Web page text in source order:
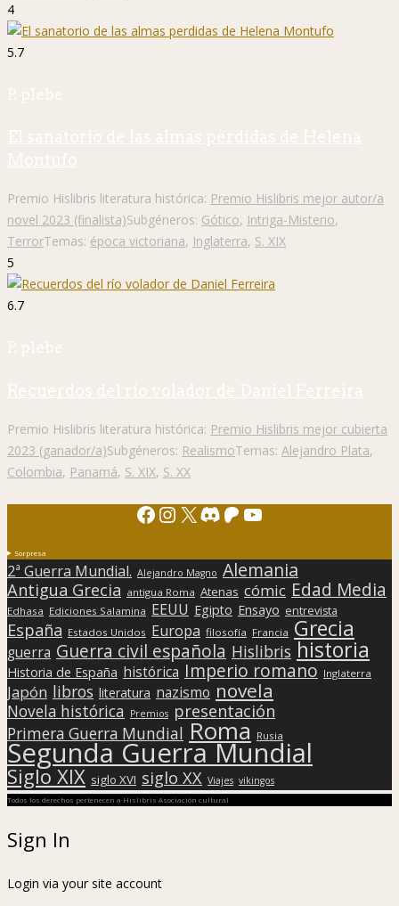
4
5.7
P. plebe
El sanatorio de las almas perdidas de Helena
Montufo
Premio Hislibris literatura histórica: Premio Hislibris mejor autor/a
novel 2023 (finalista)Subgéneros: Gótico, Intriga-Misterio,
TerrorTemas: época victoriana, Inglaterra, S. XIX
5
6.7
P. plebe
Recuerdos del río volador de Daniel Ferreira
Premio Hislibris literatura histórica: Premio Hislibris mejor cubierta
2023 (ganador/a)Subgéneros: RealismoTemas: Alejandro Plata,
Colombia, Panamá, S. XIX, S. XX
Facebook
Instagram
X Discord
Patreon
YouTube
Sorpresa
2ª Guerra Mundial. Alejandro Magno Alemania
Antigua Grecia antigua Roma Atenas cómic Edad Media
Edhasa Ediciones Salamina EEUU Egipto Ensayo entrevista
España Estados Unidos Europa filosofía Francia Grecia
guerra Guerra civil española Hislibris historia
Historia de España histórica Imperio romano Inglaterra
Japón libros literatura nazismo novela
Novela histórica Premios presentación
Primera Guerra Mundial Roma Rusia
Segunda Guerra Mundial
Siglo XIX siglo XVI siglo XX Viajes vikingos
Todos los derechos pertenecen a Hislibris Asociación cultural
Sign In
Login via your site account